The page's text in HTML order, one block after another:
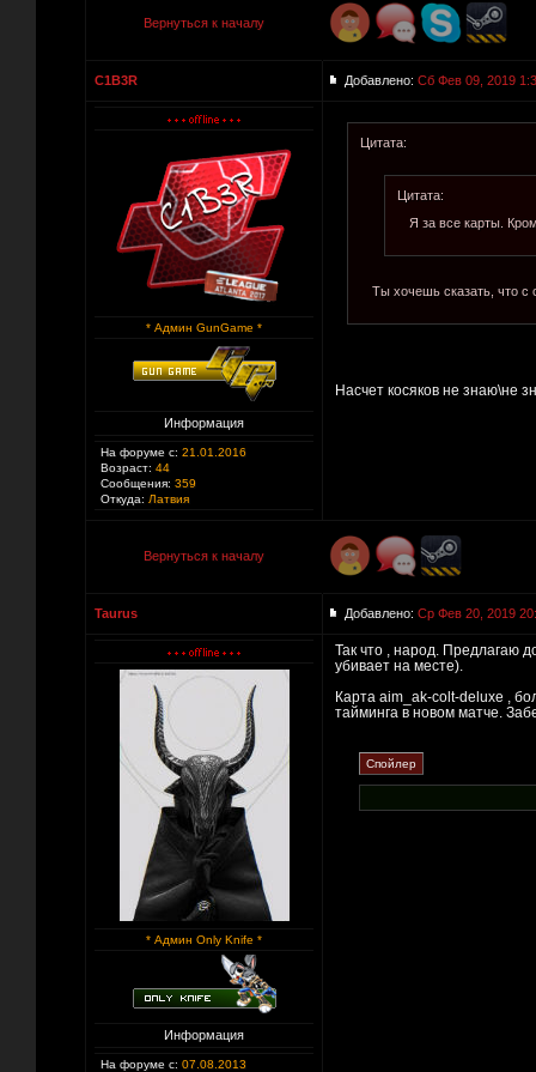
Вернуться к началу
C1B3R Добавлено: Сб Фев 09, 2019
* Админ GunGame *
Информация
На форуме с: 21.01.2016
Возраст: 44
Сообщения: 359
Откуда: Латвия
Цитата:
Цитата:
Я за все карты.
Ты хочешь сказать, что с
Насчет косяков не знаю\не
Вернуться к началу
Taurus Добавлено: Ср Фев 20, 2019
* Админ Only Knife *
Информация
На форуме с: 07.08.2013
Так что , народ. Предлагаю
убивает на месте).
Карта aim_ak-colt-deluxe ,
тайминга в новом матче.